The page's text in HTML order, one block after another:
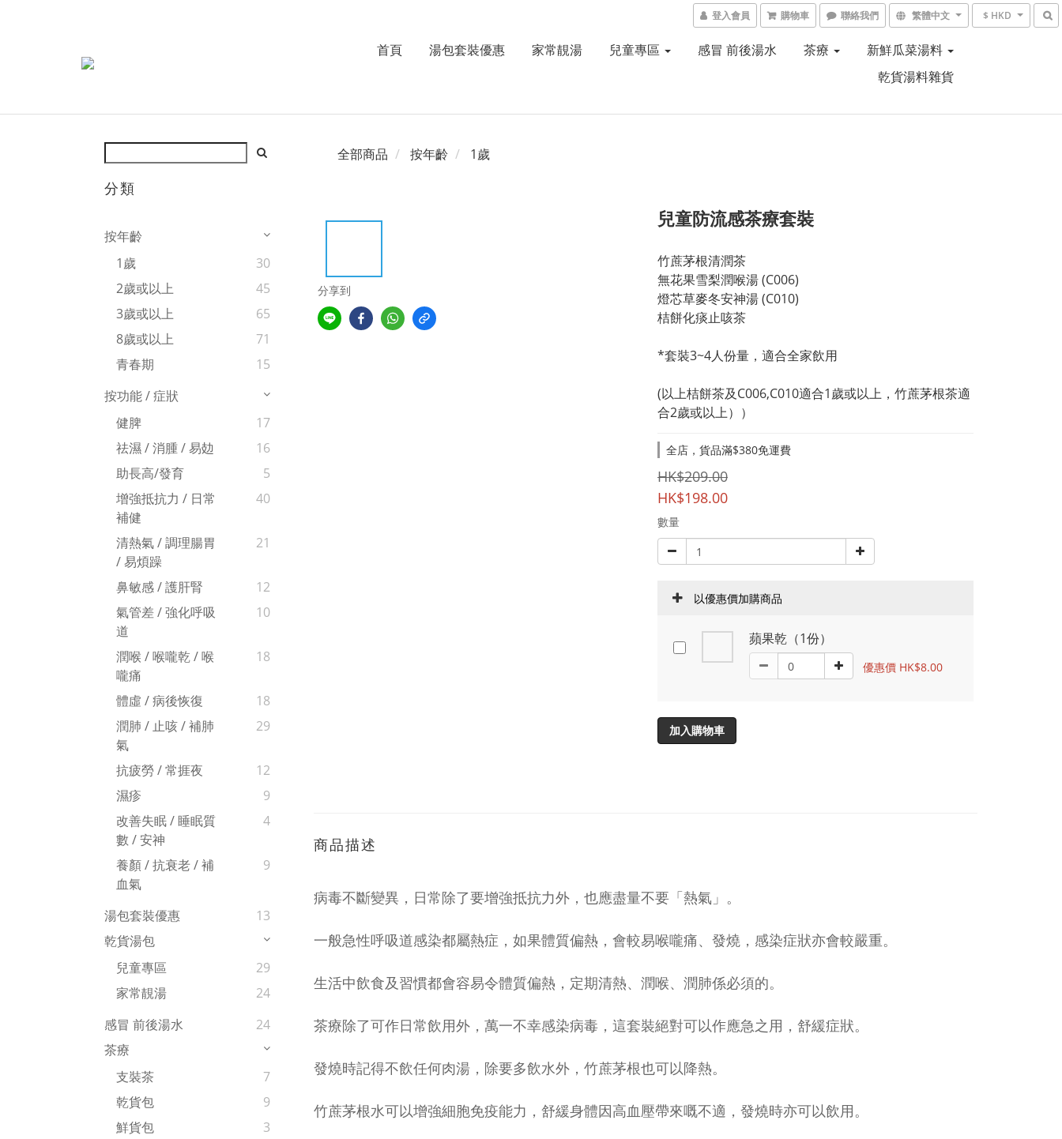
登入會員 購物車 聯絡我們 繁體中文 $ HKD
首頁 湯包套裝優惠 家常靚湯 兒童專區 感冒 前後湯水 茶療
新鮮瓜菜湯料
乾貨湯料雜貨
分類
按年齡
1歲
30
2歲或以上
45
3歲或以上
65
8歲或以上
71
青春期
15
按功能 / 症狀
健脾
17
祛濕 / 消腫 / 易攰
16
助長高/發育
5
增強抵抗力 / 日常
補健
40
清熱氣 / 調理腸胃
/ 易煩躁
21
鼻敏感 / 護肝腎
12
氣管差 / 強化呼吸
道
10
潤喉 / 喉嚨乾 / 喉
嚨痛
18
體虛 / 病後恢復
18
潤肺 / 止咳 / 補肺
氣
29
抗疲勞 / 常捱夜
12
濕疹
9
改善失眠 / 睡眠質
數 / 安神
4
養顏 / 抗衰老 / 補
血氣
9
湯包套裝優惠
13
乾貨湯包
兒童專區
29
家常靚湯
24
感冒 前後湯水
24
茶療
支裝茶
7
乾貨包
9
鮮貨包
3
全部商品 按年齡 1歲
分享到
兒童防流感茶療套裝
竹蔗茅根清潤茶
無花果雪梨潤喉湯 (C006)
燈芯草麥冬安神湯 (C010)
桔餅化痰止咳茶
*套裝3~4人份量，適合全家飲用
(以上桔餅茶及C006,C010適合1歲或以上，竹蔗茅根茶適
合2歲或以上））
全店，貨品滿$380免運費
HK$209.00
HK$198.00
數量
以優惠價加購商品
蘋果乾（1份）
優惠價 HK$8.00
加入購物車
商品描述
病毒不斷變異，日常除了要增強抵抗力外，也應盡量不要「熱氣」。
一般急性呼吸道感染都屬熱症，如果體質偏熱，會較易喉嚨痛、發燒，感染症狀亦會較嚴重。
生活中飲食及習慣都會容易令體質偏熱，定期清熱、潤喉、潤肺係必須的。
茶療除了可作日常飲用外，萬一不幸感染病毒，這套裝絕對可以作應急之用，舒緩症狀。
發燒時記得不飲任何肉湯，除要多飲水外，竹蔗茅根也可以降熱。
竹蔗茅根水可以增強細胞免疫能力，舒緩身體因高血壓帶來嘅不適，發燒時亦可以飲用。